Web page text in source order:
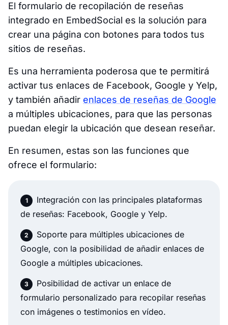
El formulario de recopilación de reseñas
integrado en EmbedSocial es la solución para
crear una página con botones para todos tus
sitios de reseñas.
Es una herramienta poderosa que te permitirá
activar tus enlaces de Facebook, Google y Yelp,
y también añadir enlaces de reseñas de Google
a múltiples ubicaciones, para que las personas
puedan elegir la ubicación que desean reseñar.
En resumen, estas son las funciones que
ofrece el formulario:
Integración con las principales plataformas
de reseñas: Facebook, Google y Yelp.
Soporte para múltiples ubicaciones de
Google, con la posibilidad de añadir enlaces de
Google a múltiples ubicaciones.
Posibilidad de activar un enlace de
formulario personalizado para recopilar reseñas
con imágenes o testimonios en vídeo.